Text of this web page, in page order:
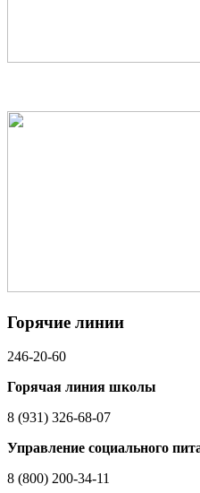
Горячие линии
246-20-60
Горячая линия школы
8 (931) 326-68-07
Управление социального
8 (800) 200-34-11